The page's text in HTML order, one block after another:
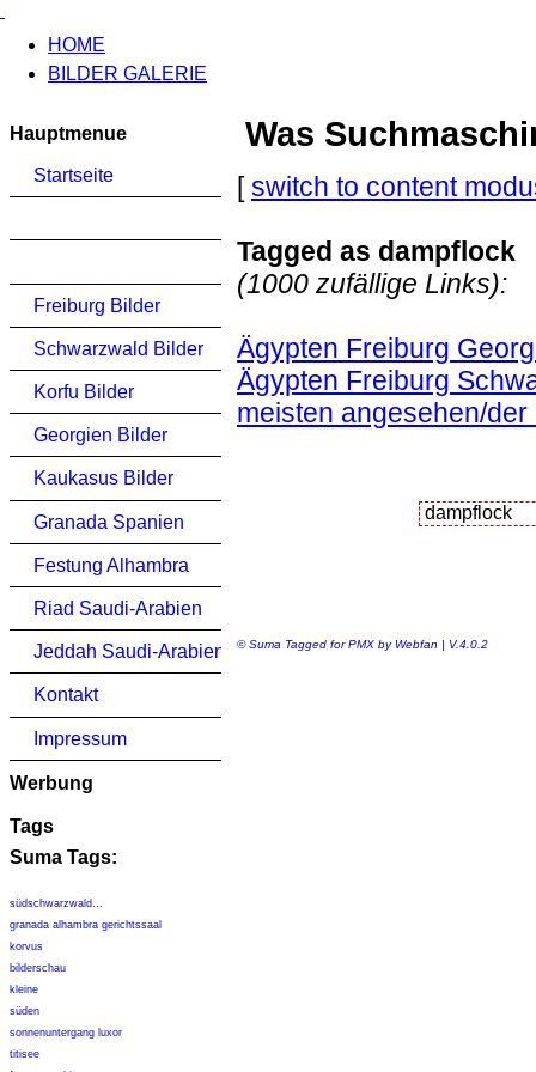
HOME
BILDER GALERIE
Hauptmenue
Startseite
Freiburg Bilder
Schwarzwald Bilder
Korfu Bilder
Georgien Bilder
Kaukasus Bilder
Granada Spanien
Festung Alhambra
Riad Saudi-Arabien
Jeddah Saudi-Arabien
Kontakt
Impressum
Werbung
Tags
Suma Tags:
südschwarzwald...
granada alhambra gerichtssaal
korvus
bilderschau
kleine
süden
sonnenuntergang luxor
titisee
Was
[switch to content
Tagged as dampflock
(1000 zufällige Links):
Ägypten Freiburg
Ägypten Freiburg
meisten angesehen/der
© Suma Tagged for PMX by Webfan | V.4.0.2